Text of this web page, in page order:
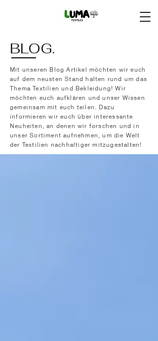
BLOG.
Mit unseren Blog Artikel möchten wir euch
auf dem neusten Stand halten rund um das
Thema Textilien und Bekleidung! Wir
möchten euch aufklären und unser Wissen
gemeinsam mit euch teilen. Dazu
informieren wir euch über interessante
Neuheiten, an denen wir forschen und in
unser Sortiment aufnehmen, um die Welt
der Textilien nachhaltiger mitzugestalten!